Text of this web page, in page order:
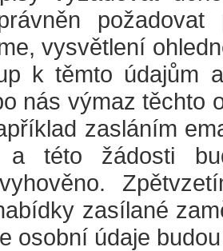
vysvětlení
k těmto údajům
nás výmaz těchto
zasláním
a této žádosti
zasílané
osobní údaje